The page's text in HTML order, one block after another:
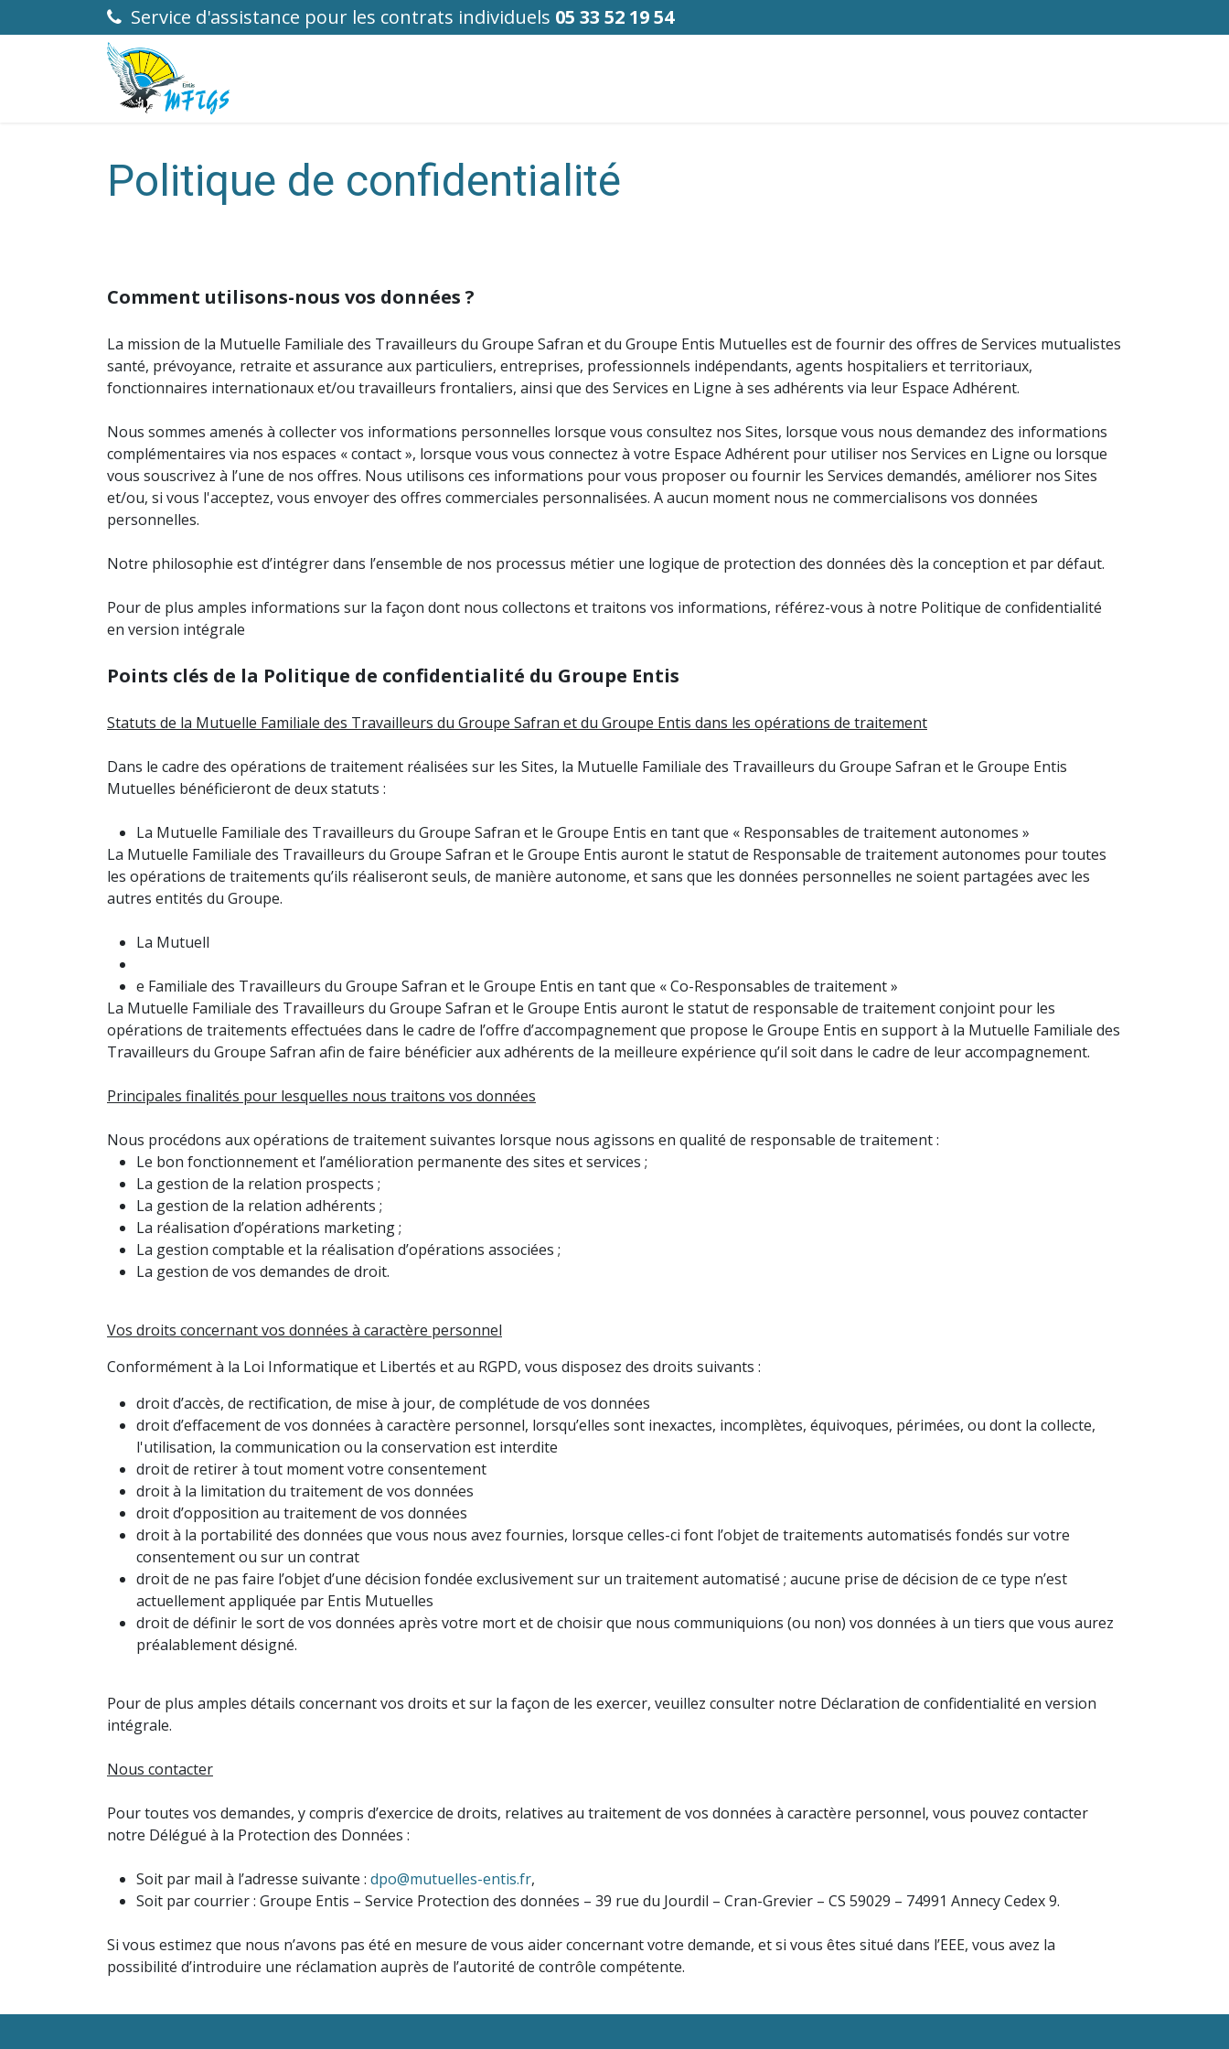
Se rendre au contenuService d'assistance pour les contrats individuels 05 33 52 19 54
Politique de confidentialité
Comment utilisons-nous vos données ?
La mission de la Mutuelle Familiale des Travailleurs du Groupe Safran et du Groupe Entis Mutuelles est de fournir des offres de Services mutualistes
santé, prévoyance, retraite et assurance aux particuliers, entreprises, professionnels indépendants, agents hospitaliers et territoriaux,
fonctionnaires internationaux et/ou travailleurs frontaliers, ainsi que des Services en Ligne à ses adhérents via leur Espace Adhérent.
Nous sommes amenés à collecter vos informations personnelles lorsque vous consultez nos Sites, lorsque vous nous demandez des informations
complémentaires via nos espaces « contact », lorsque vous vous connectez à votre Espace Adhérent pour utiliser nos Services en Ligne ou lorsque
vous souscrivez à l’une de nos offres. Nous utilisons ces informations pour vous proposer ou fournir les Services demandés, améliorer nos Sites
et/ou, si vous l'acceptez, vous envoyer des offres commerciales personnalisées. A aucun moment nous ne commercialisons vos données
personnelles.
Notre philosophie est d’intégrer dans l’ensemble de nos processus métier une logique de protection des données dès la conception et par défaut.
Pour de plus amples informations sur la façon dont nous collectons et traitons vos informations, référez-vous à notre Politique de confidentialité
en version intégrale
Points clés de la Politique de confidentialité du Groupe Entis
Statuts de la Mutuelle Familiale des Travailleurs du Groupe Safran et du Groupe Entis dans les opérations de traitement
Dans le cadre des opérations de traitement réalisées sur les Sites, la Mutuelle Familiale des Travailleurs du Groupe Safran et le Groupe Entis
Mutuelles bénéficieront de deux statuts :
La Mutuelle Familiale des Travailleurs du Groupe Safran et le Groupe Entis en tant que « Responsables de traitement autonomes »
La Mutuelle Familiale des Travailleurs du Groupe Safran et le Groupe Entis auront le statut de Responsable de traitement autonomes pour toutes
les opérations de traitements qu’ils réaliseront seuls, de manière autonome, et sans que les données personnelles ne soient partagées avec les
autres entités du Groupe.
La Mutuell
e Familiale des Travailleurs du Groupe Safran et le Groupe Entis en tant que « Co-Responsables de traitement »
La Mutuelle Familiale des Travailleurs du Groupe Safran et le Groupe Entis auront le statut de responsable de traitement conjoint pour les
opérations de traitements effectuées dans le cadre de l’offre d’accompagnement que propose le Groupe Entis en support à la Mutuelle Familiale des
Travailleurs du Groupe Safran afin de faire bénéficier aux adhérents de la meilleure expérience qu’il soit dans le cadre de leur accompagnement.
Principales finalités pour lesquelles nous traitons vos données
Nous procédons aux opérations de traitement suivantes lorsque nous agissons en qualité de responsable de traitement :
Le bon fonctionnement et l’amélioration permanente des sites et services ;
La gestion de la relation prospects ;
La gestion de la relation adhérents ;
La réalisation d’opérations marketing ;
La gestion comptable et la réalisation d’opérations associées ;
La gestion de vos demandes de droit.
Vos droits concernant vos données à caractère personnel
Conformément à la Loi Informatique et Libertés et au RGPD, vous disposez des droits suivants :
droit d’accès, de rectification, de mise à jour, de complétude de vos données
droit d’effacement de vos données à caractère personnel, lorsqu’elles sont inexactes, incomplètes, équivoques, périmées, ou dont la collecte,
l'utilisation, la communication ou la conservation est interdite
droit de retirer à tout moment votre consentement
droit à la limitation du traitement de vos données
droit d’opposition au traitement de vos données
droit à la portabilité des données que vous nous avez fournies, lorsque celles-ci font l’objet de traitements automatisés fondés sur votre
consentement ou sur un contrat
droit de ne pas faire l’objet d’une décision fondée exclusivement sur un traitement automatisé ; aucune prise de décision de ce type n’est
actuellement appliquée par Entis Mutuelles
droit de définir le sort de vos données après votre mort et de choisir que nous communiquions (ou non) vos données à un tiers que vous aurez
préalablement désigné.
Pour de plus amples détails concernant vos droits et sur la façon de les exercer, veuillez consulter notre Déclaration de confidentialité en version
intégrale.
Nous contacter
Pour toutes vos demandes, y compris d’exercice de droits, relatives au traitement de vos données à caractère personnel, vous pouvez contacter
notre Délégué à la Protection des Données :
Soit par mail à l’adresse suivante : dpo@mutuelles-entis.fr,
Soit par courrier : Groupe Entis – Service Protection des données – 39 rue du Jourdil – Cran-Grevier – CS 59029 – 74991 Annecy Cedex 9.
Si vous estimez que nous n’avons pas été en mesure de vous aider concernant votre demande, et si vous êtes situé dans l’EEE, vous avez la
possibilité d’introduire une réclamation auprès de l’autorité de contrôle compétente.